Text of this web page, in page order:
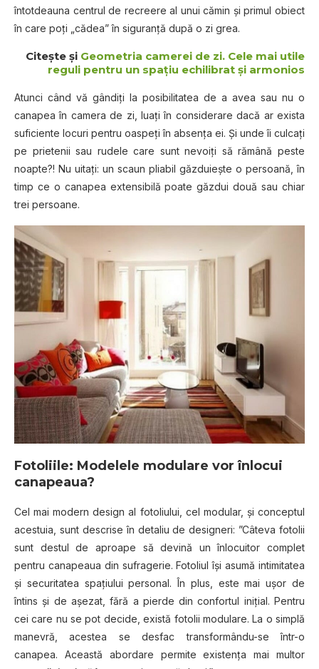
întotdeauna centrul de recreere al unui cămin şi primul obiect
în care poţi „cădea” în siguranţă după o zi grea.
Citește și Geometria camerei de zi. Cele mai utile
reguli pentru un spațiu echilibrat și armonios
Atunci când vă gândiţi la posibilitatea de a avea sau nu o
canapea în camera de zi, luaţi în considerare dacă ar exista
suficiente locuri pentru oaspeţi în absenţa ei. Şi unde îi culcaţi
pe prietenii sau rudele care sunt nevoiţi să rămână peste
noapte?! Nu uitaţi: un scaun pliabil găzduieşte o persoană, în
timp ce o canapea extensibilă poate găzdui două sau chiar
trei persoane.
Fotoliile: Modelele modulare vor înlocui
canapeaua?
Cel mai modern design al fotoliului, cel modular, şi conceptul
acestuia, sunt descrise în detaliu de designeri: ”Câteva fotolii
sunt destul de aproape să devină un înlocuitor complet
pentru canapeaua din sufragerie. Fotoliul îşi asumă intimitatea
şi securitatea spaţiului personal. În plus, este mai uşor de
întins şi de aşezat, fără a pierde din confortul iniţial. Pentru
cei care nu se pot decide, există fotolii modulare. La o simplă
manevră, acestea se desfac transformându-se într-o
canapea. Această abordare permite existenţa mai multor